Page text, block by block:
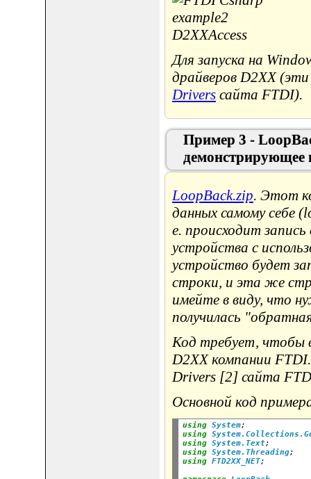
Для запуска на
драйверов D2XX
Drivers сайта FTDI).
Пример 3 -
демонстрирующее
LoopBack.zip. Этот
данных самому себе
е. происходит
устройства с
устройство будет
строки, и эта же
имейте в виду, что
получилась
Код требует, чтобы
D2XX компании
Drivers [2] сайта
Основной код
using System;
using
using System.Text;
using System.Threading;
using FTD2XX_NET;